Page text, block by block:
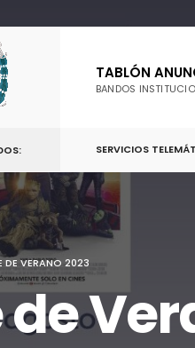
TABLÓN
BANDOS
SERVICIOS
DE VERANO 2023